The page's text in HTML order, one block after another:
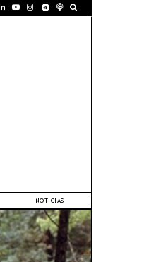
NOTICIAS